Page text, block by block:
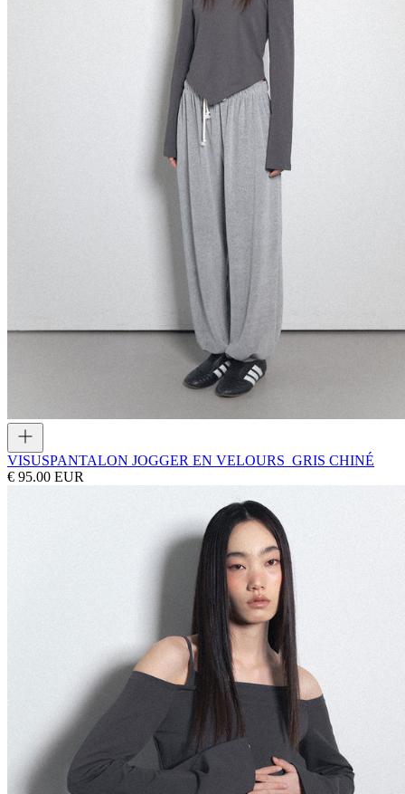
VISUSPANTALON JOGGER EN VELOURS_GRIS CHINÉ
€ 95.00 EUR